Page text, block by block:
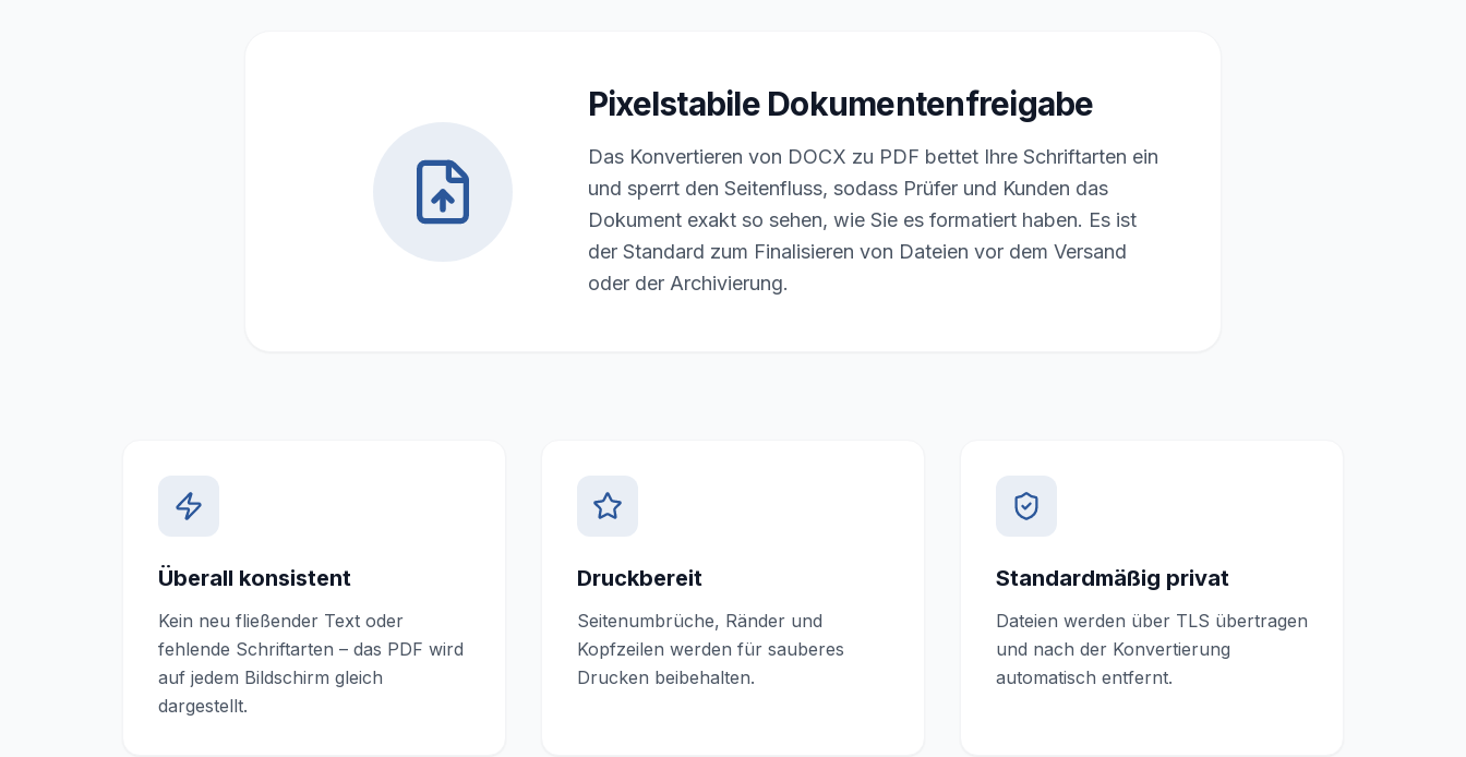
Pixelstabile Dokumentenfreigabe
Das Konvertieren von DOCX zu PDF bettet Ihre Schriftarten ein
und sperrt den Seitenfluss, sodass Prüfer und Kunden das
Dokument exakt so sehen, wie Sie es formatiert haben. Es ist
der Standard zum Finalisieren von Dateien vor dem Versand
oder der Archivierung.
Überall konsistent
Kein neu fließender Text oder
fehlende Schriftarten – das PDF wird
auf jedem Bildschirm gleich
dargestellt.
Druckbereit
Seitenumbrüche, Ränder und
Kopfzeilen werden für sauberes
Drucken beibehalten.
Standardmäßig privat
Dateien werden über TLS übertragen
und nach der Konvertierung
automatisch entfernt.